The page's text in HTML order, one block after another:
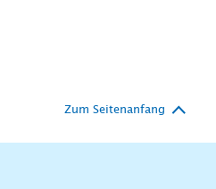
Zum Seitenanfang